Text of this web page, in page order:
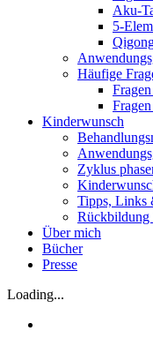
Aku-
5-
Häufige
Kinderwunsch
Zyklus
Tipps, Links
Rückbildung
Über mich
Bücher
Presse
Loading...